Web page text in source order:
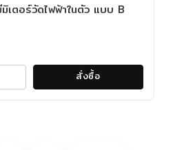
เตอร์วัดไฟฟ้าในตัว แบบ B
สั่งซื้อ